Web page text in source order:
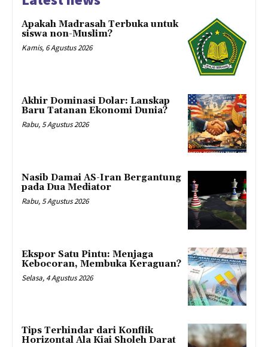
Apakah Madrasah Terbuka untuk
siswa non-Muslim?
Kamis, 6 Agustus 2026
Akhir Dominasi Dolar: Lanskap
Baru Tatanan Ekonomi Dunia?
Rabu, 5 Agustus 2026
Nasib Damai AS-Iran Bergantung
pada Dua Mediator
Rabu, 5 Agustus 2026
Ekspor Satu Pintu: Menjaga
Kebocoran, Membuka Keraguan?
Selasa, 4 Agustus 2026
Tips Terhindar dari Konflik
Horizontal Ala Kiai Sholeh Darat